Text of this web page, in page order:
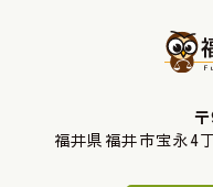
福井県福井市宝永